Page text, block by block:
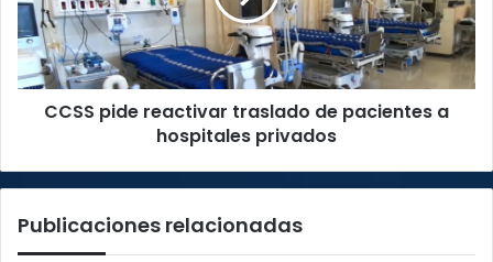
pacientes
a
hospitales
privados
CCSS pide reactivar traslado de pacientes a
hospitales privados
Publicaciones relacionadas